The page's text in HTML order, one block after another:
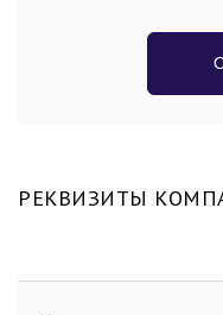
РЕКВИЗИТЫ